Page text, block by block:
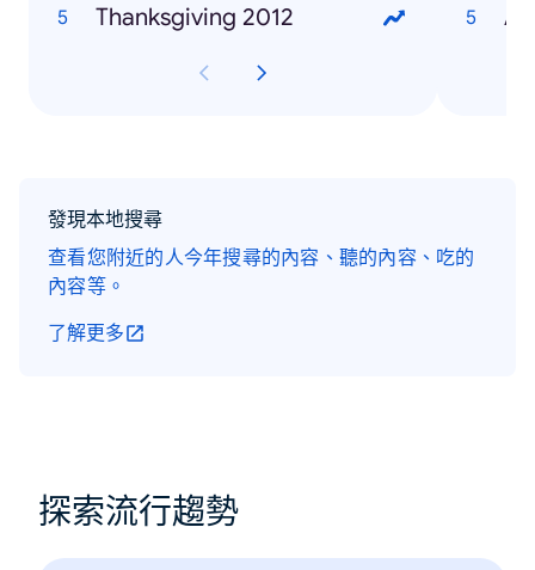
Thanksgiving 2012
發現本地搜尋
查看您附近的人今年搜尋的內容、聽的內容、吃的
內容等。
了解更多
探索流行趨勢